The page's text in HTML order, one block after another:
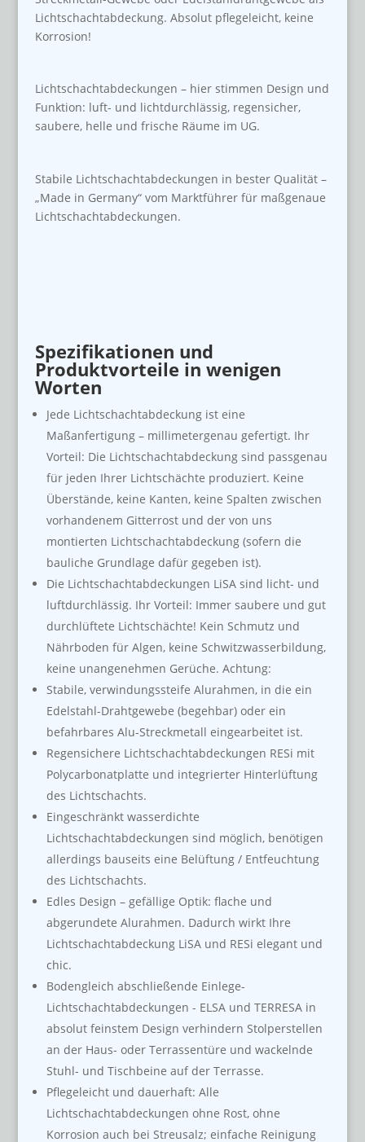
Lichtschachtabdeckung. Absolut pflegeleicht, keine
Korrosion!
Lichtschachtabdeckungen – hier stimmen Design und
Funktion: luft- und lichtdurchlässig, regensicher,
saubere, helle und frische Räume im UG.
Stabile Lichtschachtabdeckungen in bester Qualität –
„Made in Germany“ vom Marktführer für maßgenaue
Lichtschachtabdeckungen.
Spezifikationen und
Produktvorteile in wenigen
Worten
Jede Lichtschachtabdeckung ist eine
Maßanfertigung – millimetergenau gefertigt. Ihr
Vorteil: Die Lichtschachtabdeckung sind passgenau
für jeden Ihrer Lichtschächte produziert. Keine
Überstände, keine Kanten, keine Spalten zwischen
vorhandenem Gitterrost und der von uns
montierten Lichtschachtabdeckung (sofern die
bauliche Grundlage dafür gegeben ist).
Die Lichtschachtabdeckungen LiSA sind licht- und
luftdurchlässig. Ihr Vorteil: Immer saubere und gut
durchlüftete Lichtschächte! Kein Schmutz und
Nährboden für Algen, keine Schwitzwasserbildung,
keine unangenehmen Gerüche. Achtung:
Stabile, verwindungssteife Alurahmen, in die ein
Edelstahl-Drahtgewebe (begehbar) oder ein
befahrbares Alu-Streckmetall eingearbeitet ist.
Regensichere Lichtschachtabdeckungen RESi mit
Polycarbonatplatte und integrierter Hinterlüftung
des Lichtschachts.
Eingeschränkt wasserdichte
Lichtschachtabdeckungen sind möglich, benötigen
allerdings bauseits eine Belüftung / Entfeuchtung
des Lichtschachts.
Edles Design – gefällige Optik: flache und
abgerundete Alurahmen. Dadurch wirkt Ihre
Lichtschachtabdeckung LiSA und RESi elegant und
chic.
Bodengleich abschließende Einlege-
Lichtschachtabdeckungen - ELSA und TERRESA in
absolut feinstem Design verhindern Stolperstellen
an der Haus- oder Terrassentüre und wackelnde
Stuhl- und Tischbeine auf der Terrasse.
Pflegeleicht und dauerhaft: Alle
Lichtschachtabdeckungen ohne Rost, ohne
Korrosion auch bei Streusalz; einfache Reinigung